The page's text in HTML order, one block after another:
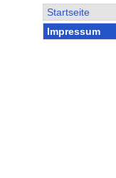
Startseite
Impressum